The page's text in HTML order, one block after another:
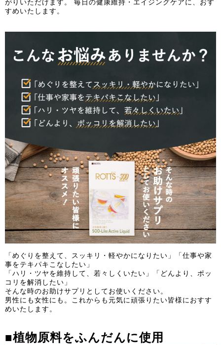
がりいただけます。 毎日の健康維持・エイジングケアに、おす
すめいたします。
「めぐりを整えて、スッキリ・軽やかになりたい」「仕事や家
事をテキパキこなしたい」
「ハリ・ツヤを維持して、若々しくいたい」「どんより、ポッ
コリを解消したい」
そんな時のお助けサプリとしてお使いください。
男性にも女性にも。これからも元気に頑張りたい皆様におすす
めいたします。
■植物原料をふんだんに使用